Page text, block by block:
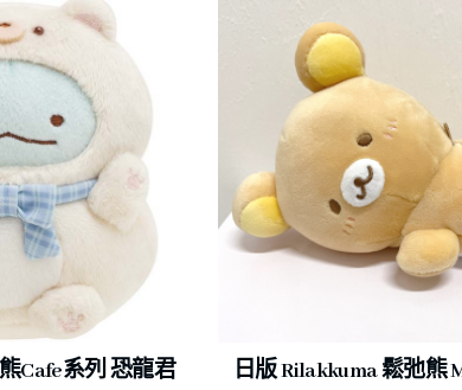
Cafe系列 恐龍君
日版 Rilakkuma 鬆弛熊